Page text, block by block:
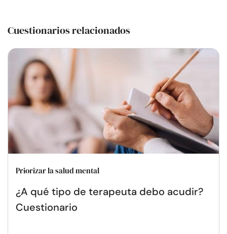
Cuestionarios relacionados
Priorizar la salud mental
¿A qué tipo de terapeuta debo acudir?
Cuestionario